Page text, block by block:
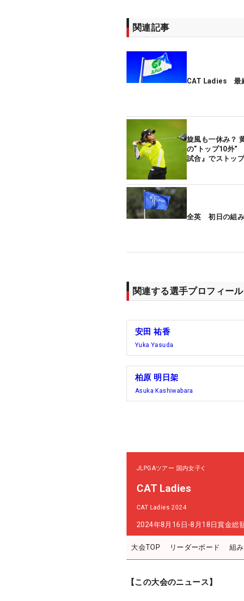
関連記事
CAT Ladies 最
旋風も一休み？
の“トップ10外”
試合』でストッ
全英 初日の組
関連する選手プロフィー
安田 祐香
Yuka Yasuda
柏原 明日架
Asuka Kashiwabara
JLPGAツアー 国内女子
CAT Ladies
CAT Ladies 2024
2024年8月16日-8月18日賞金総
大会TOP リーダーボード 組
【この大会のニュース】